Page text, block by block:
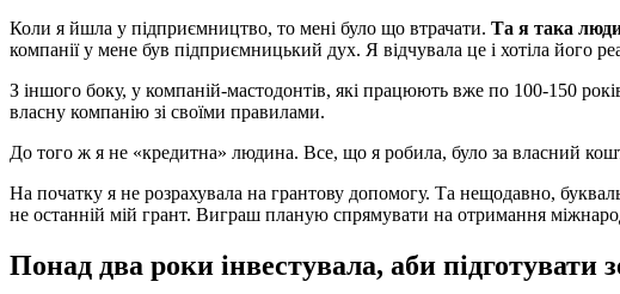
Коли я йшла у підприємництво, то мені було що втрачати. Та я така
компанії у мене був підприємницький дух. Я відчувала це і хотіла його
З іншого боку, у компаній-мастодонтів, які працюють вже по 100-150
власну компанію зі своїми правилами.
До того ж я не «кредитна» людина. Все, що я робила, було за власний
На початку я не розрахувала на грантову допомогу. Та нещодавно,
не останній мій грант. Виграш планую спрямувати на отримання
Понад два роки інвестувала, аби